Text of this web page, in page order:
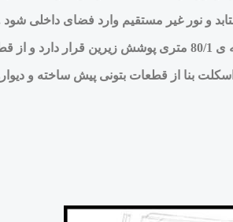
و نور غیر مستقیم وارد فضای داخلی
شده
بنا از قطعات بتونی پیش ساخته و